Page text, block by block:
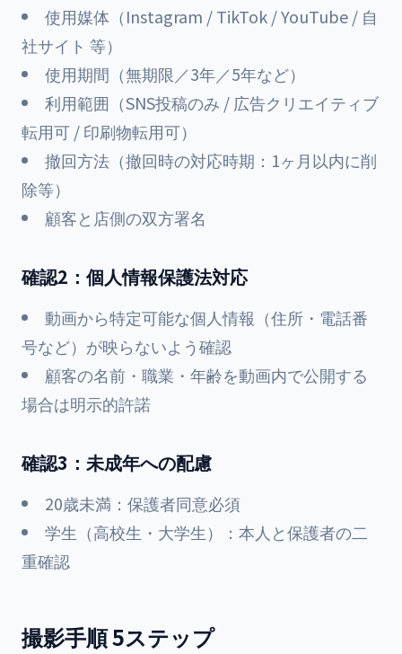
使用媒体（Instagram / TikTok / YouTube / 自
社サイト 等）
使用期間（無期限／3年／5年など）
利用範囲（SNS投稿のみ / 広告クリエイティブ
転用可 / 印刷物転用可）
撤回方法（撤回時の対応時期：1ヶ月以内に削
除等）
顧客と店側の双方署名
確認2：個人情報保護法対応
動画から特定可能な個人情報（住所・電話番
号など）が映らないよう確認
顧客の名前・職業・年齢を動画内で公開する
場合は明示的許諾
確認3：未成年への配慮
20歳未満：保護者同意必須
学生（高校生・大学生）：本人と保護者の二
重確認
撮影手順 5ステップ